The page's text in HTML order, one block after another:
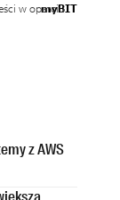
myBIT
w oparciu
z AWS